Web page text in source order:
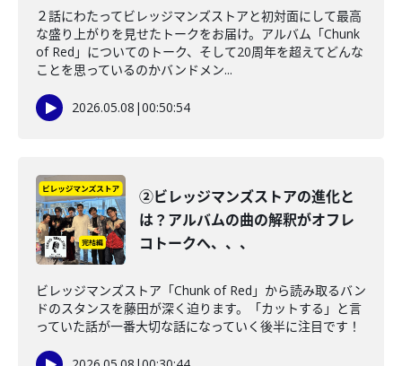
２話にわたってビレッジマンズストアと初対面にして最高
な盛り上がりを見せたトークをお届け。アルバム「Chunk
of Red」についてのトーク、そして20周年を超えてどんな
ことを思っているのかバンドメン...
2026.05.08 |00:50:54
②ビレッジマンズストアの進化と
は？アルバムの曲の解釈がオフレ
コトークへ、、、
ビレッジマンズストア「Chunk of Red」から読み取るバン
ドのスタンスを藤田が深く迫ります。「カットする」と言
っていた話が一番大切な話になっていく後半に注目です！